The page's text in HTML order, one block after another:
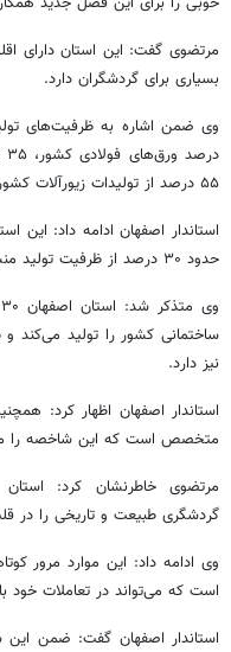
مرتضوی گفت: این استان دارای
بسیاری برای گردشگران دارد.
۵۵ درصد از تولیدات زیورآلات کشور در استان اصفهان تولید می‌شود.
استاندار اصفهان ادامه داد: این
حدود ۳۰ درصد از ظرفیت تولید منسوجات و صنعت نساجی کشور را دارا است.
ساختمانی کشور را تولید می‌کند
نیز دارد.
استاندار اصفهان اظهار کرد:
متخصص است که این شاخصه را
مرتضوی خاطرنشان کرد:
گردشگری طبیعت و تاریخی را در
وی ادامه داد: این موارد مرور
است که می‌تواند در تعاملات خود
استاندار اصفهان گفت: ضمن این